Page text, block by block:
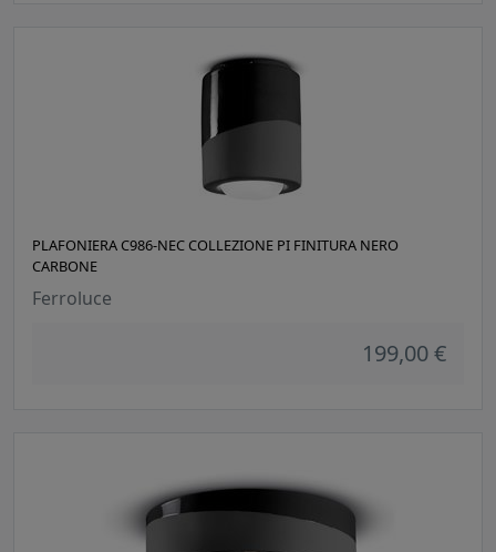
PLAFONIERA C986-NEC COLLEZIONE PI FINITURA NERO
CARBONE
Ferroluce
199,00 €